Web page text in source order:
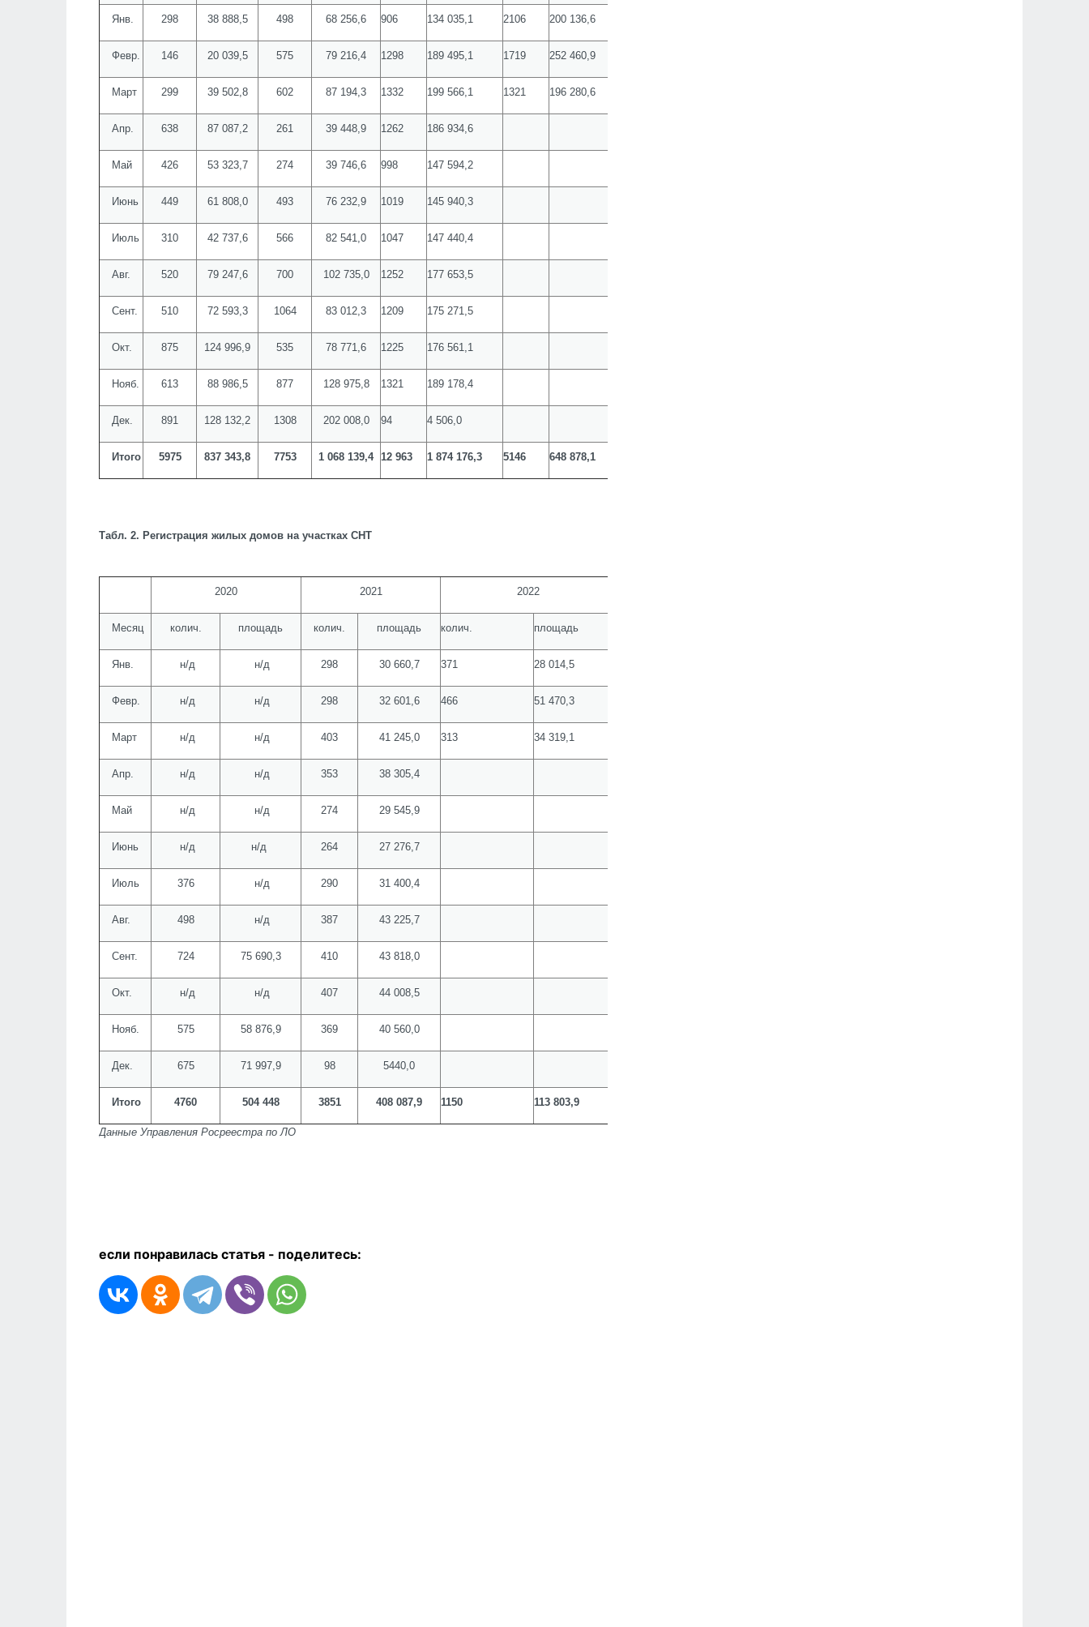
Янв. 298 38 888,5 498 68 256,6 906 134 035,1 2106 200 136,6
Февр. 146 20 039,5 575 79 216,4 1298 189 495,1 1719 252 460,9
Март 299 39 502,8 602 87 194,3 1332 199 566,1 1321 196 280,6
Апр. 638 87 087,2 261 39 448,9 1262 186 934,6
Май 426 53 323,7 274 39 746,6 998 147 594,2
Июнь 449 61 808,0 493 76 232,9 1019 145 940,3
Июль 310 42 737,6 566 82 541,0 1047 147 440,4
Авг. 520 79 247,6 700 102 735,0 1252 177 653,5
Сент. 510 72 593,3 1064 83 012,3 1209 175 271,5
Окт. 875 124 996,9 535 78 771,6 1225 176 561,1
Нояб. 613 88 986,5 877 128 975,8 1321 189 178,4
Дек. 891 128 132,2 1308 202 008,0 94 4 506,0
Итого 5975 837 343,8 7753 1 068 139,4 12 963 1 874 176,3 5146 648 878,1
Табл. 2. Регистрация жилых домов на участках СНТ
2020 2021 2022
Месяц колич. площадь колич. площадь колич. площадь
Янв. н/д н/д 298 30 660,7 371 28 014,5
Февр. н/д н/д 298 32 601,6 466 51 470,3
Март н/д н/д 403 41 245,0 313 34 319,1
Апр. н/д н/д 353 38 305,4
Май н/д н/д 274 29 545,9
Июнь н/д н/д 264 27 276,7
Июль 376 н/д 290 31 400,4
Авг. 498 н/д 387 43 225,7
Сент. 724 75 690,3 410 43 818,0
Окт. н/д н/д 407 44 008,5
Нояб. 575 58 876,9 369 40 560,0
Дек. 675 71 997,9 98 5440,0
Итого 4760 504 448 3851 408 087,9 1150 113 803,9
Данные Управления Росреестра по ЛО
если понравилась статья - поделитесь: